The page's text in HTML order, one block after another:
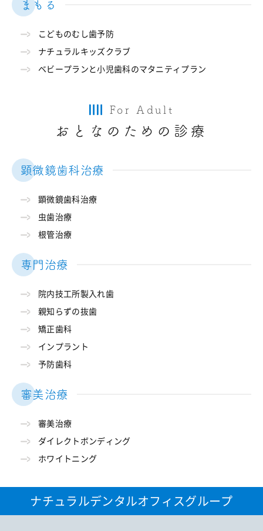
まもる
こどものむし歯予防
ナチュラルキッズクラブ
ベビープランと小児歯科のマタニティプラン
For Adult
おとなのための診療
顕微鏡歯科治療
顕微鏡歯科治療
虫歯治療
根管治療
専門治療
院内技工所製入れ歯
親知らずの抜歯
矯正歯科
インプラント
予防歯科
審美治療
審美治療
ダイレクトボンディング
ホワイトニング
ナチュラルデンタルオフィスグループ